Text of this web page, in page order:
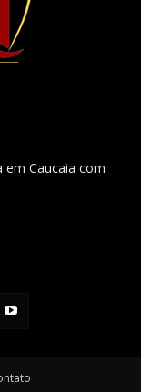
Caucaia com